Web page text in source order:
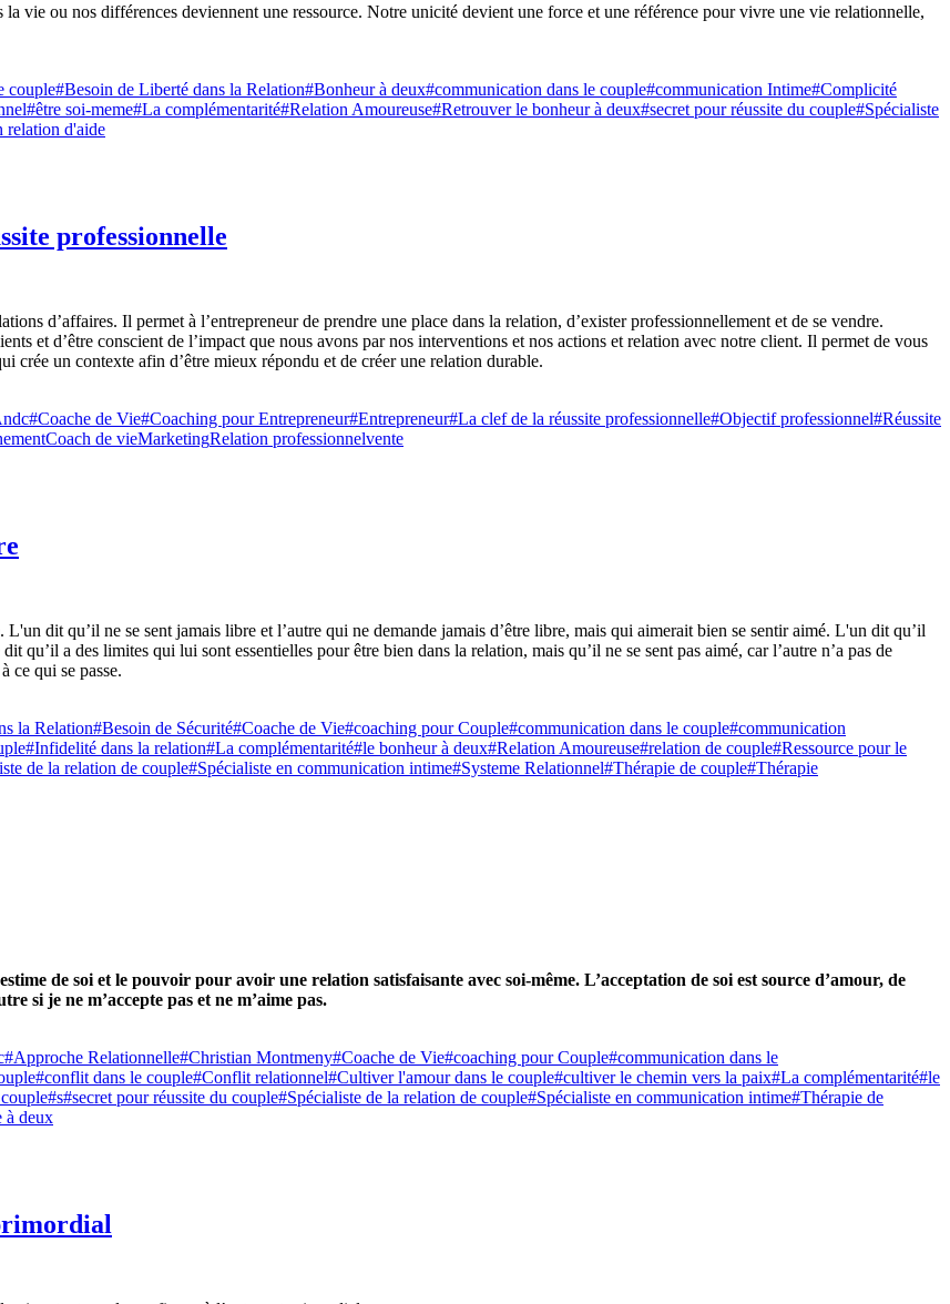
vie ou nos différences deviennent une ressource. Notre unicité devient une force et une référence pour vivre une vie relationnelle,
couple#Besoin de Liberté dans la Relation#Bonheur à deux#communication dans le couple#communication Intime#Complicité
#être soi-meme#La complémentarité#Relation Amoureuse#Retrouver le bonheur à deux#secret pour réussite du couple#Spécialiste
relation d'aide
professionnelle
d’affaires. Il permet à l’entrepreneur de prendre une place dans la relation, d’exister professionnellement et de se vendre.
et d’être conscient de l’impact que nous avons par nos interventions et nos actions et relation avec notre client. Il permet de vous
crée un contexte afin d’être mieux répondu et de créer une relation durable.
#Coache de Vie#Coaching pour Entrepreneur#Entrepreneur#La clef de la réussite professionnelle#Objectif professionnel#Réussite
Coach de vieMarketingRelation professionnelvente
dit qu’il ne se sent jamais libre et l’autre qui ne demande jamais d’être libre, mais qui aimerait bien se sentir aimé. L'un dit qu’il
qu’il a des limites qui lui sont essentielles pour être bien dans la relation, mais qu’il ne se sent pas aimé, car l’autre n’a pas de
ce qui se passe.
la Relation#Besoin de Sécurité#Coache de Vie#coaching pour Couple#communication dans le couple#communication
#Infidelité dans la relation#La complémentarité#le bonheur à deux#Relation Amoureuse#relation de couple#Ressource pour le
de la relation de couple#Spécialiste en communication intime#Systeme Relationnel#Thérapie de couple#Thérapie
de soi et le pouvoir pour avoir une relation satisfaisante avec soi-même. L’acceptation de soi est source d’amour, de
si je ne m’accepte pas et ne m’aime pas.
#Approche Relationnelle#Christian Montmeny#Coache de Vie#coaching pour Couple#communication dans le
#conflit dans le couple#Conflit relationnel#Cultiver l'amour dans le couple#cultiver le chemin vers la paix#La complémentarité#le
#s#secret pour réussite du couple#Spécialiste de la relation de couple#Spécialiste en communication intime#Thérapie de
à deux